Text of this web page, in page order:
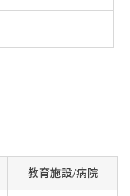
教育施設/病院